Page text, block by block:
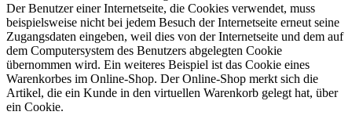
Der Benutzer einer Internetseite, die Cookies verwendet, muss
beispielsweise nicht bei jedem Besuch der Internetseite erneut seine
Zugangsdaten eingeben, weil dies von der Internetseite und dem auf
dem Computersystem des Benutzers abgelegten Cookie
übernommen wird. Ein weiteres Beispiel ist das Cookie eines
Warenkorbes im Online-Shop. Der Online-Shop merkt sich die
Artikel, die ein Kunde in den virtuellen Warenkorb gelegt hat, über
ein Cookie.